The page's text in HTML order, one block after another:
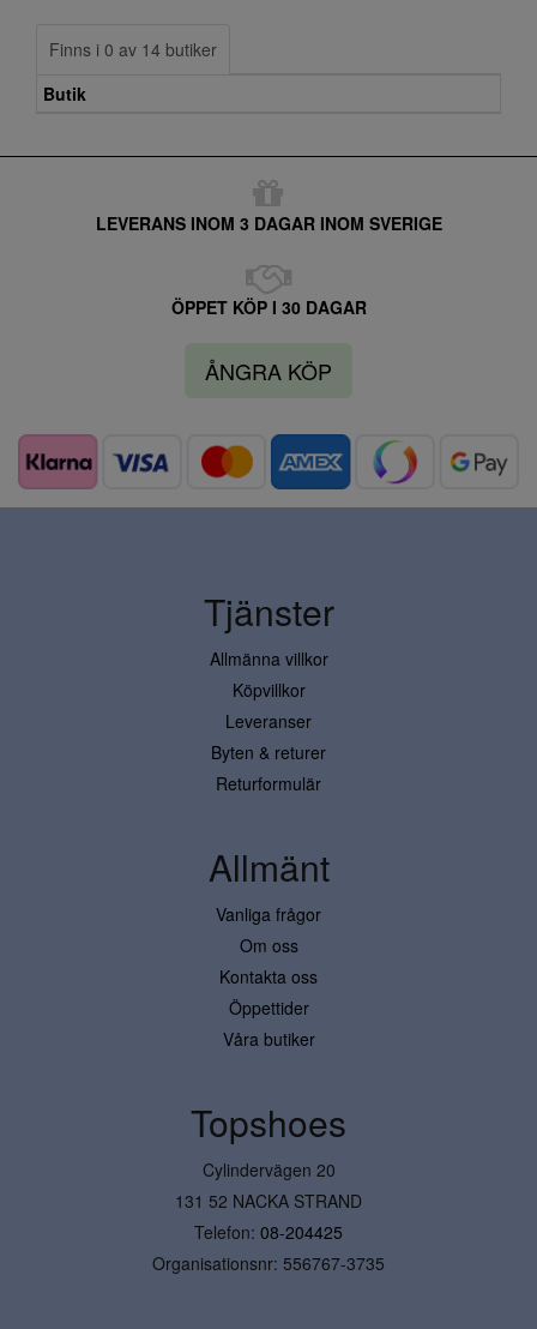
Finns i 0 av 14 butiker
Butik
LEVERANS INOM 3 DAGAR INOM SVERIGE
ÖPPET KÖP I 30 DAGAR
ÅNGRA KÖP
Tjänster
Allmänna villkor
Köpvillkor
Leveranser
Byten & returer
Returformulär
Allmänt
Vanliga frågor
Om oss
Kontakta oss
Öppettider
Våra butiker
Topshoes
Cylindervägen 20
131 52 NACKA STRAND
Telefon: 08-204425
Organisationsnr: 556767-3735